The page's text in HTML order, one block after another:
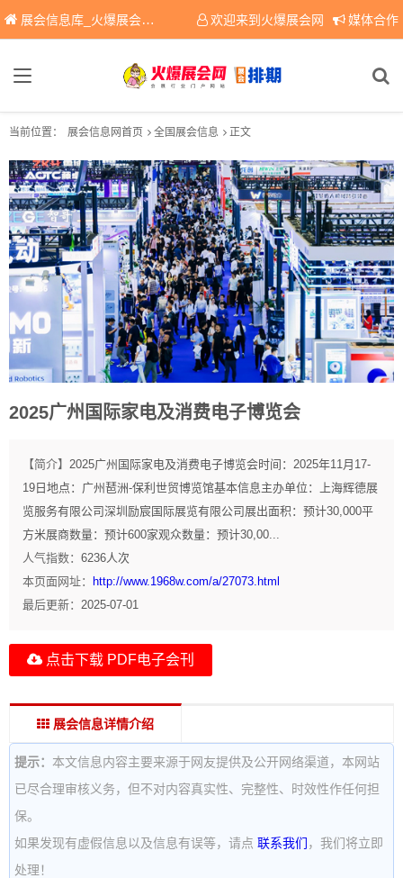
展会信息库_火爆展会网免费展会信息查询平台，提供专业会展服务！ 欢迎来到火爆展会网 媒体合作
当前位置： 展会信息网首页 全国展会信息 正文
2025广州国际家电及消费电子博览会
【简介】 2025广州国际家电及消费电子博览会时间：2025年11月17-
19日地点：广州琶洲-保利世贸博览馆基本信息主办单位：上海辉德展
览服务有限公司深圳励宸国际展览有限公司展出面积：预计30,000平
方米展商数量：预计600家观众数量：预计30,00...
人气指数： 6236人次
本页面网址：
http://www.1968w.com/a/27073.html
最后更新： 2025-07-01
点击下载 PDF电子会刊
展会信息详情介绍
提示： 本文信息内容主要来源于网友提供及公开网络渠道，本网站
已尽合理审核义务，但不对内容真实性、完整性、时效性作任何担
保。
如果发现有虚假信息以及信息有误等，请点 联系我们 ，我们将立即
处理！